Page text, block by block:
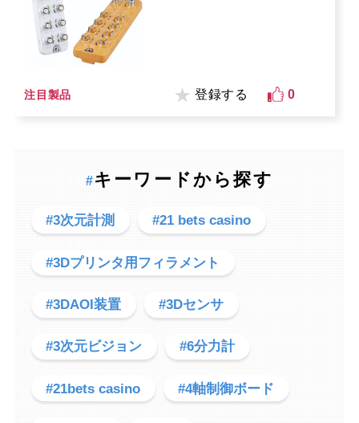
注目製品 登録する 0
#キーワードから探す
#3次元計測 #21 bets casino
#3Dプリンタ用フィラメント
#3DAOI装置 #3Dセンサ
#3次元ビジョン #6分力計
#21bets casino #4軸制御ボード